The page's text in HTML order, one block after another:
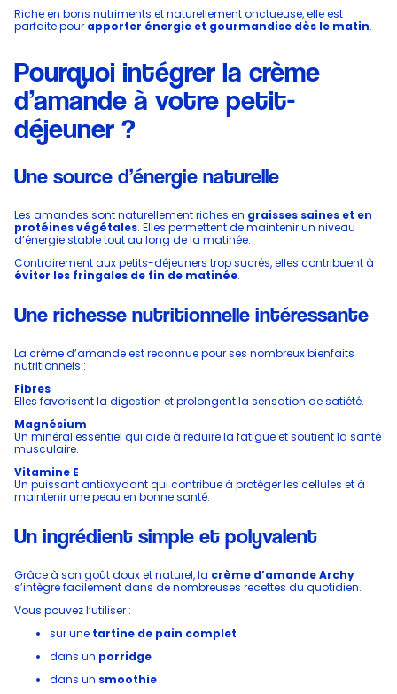
Riche en bons nutriments et naturellement onctueuse, elle est
parfaite pour apporter énergie et gourmandise dès le matin.
Pourquoi intégrer la crème
d’amande à votre petit-
déjeuner ?
Une source d’énergie naturelle
Les amandes sont naturellement riches en graisses saines et en
protéines végétales. Elles permettent de maintenir un niveau
d’énergie stable tout au long de la matinée.
Contrairement aux petits-déjeuners trop sucrés, elles contribuent à
éviter les fringales de fin de matinée.
Une richesse nutritionnelle intéressante
La crème d’amande est reconnue pour ses nombreux bienfaits
nutritionnels :
Fibres
Elles favorisent la digestion et prolongent la sensation de satiété.
Magnésium
Un minéral essentiel qui aide à réduire la fatigue et soutient la santé
musculaire.
Vitamine E
Un puissant antioxydant qui contribue à protéger les cellules et à
maintenir une peau en bonne santé.
Un ingrédient simple et polyvalent
Grâce à son goût doux et naturel, la crème d’amande Archy
s’intègre facilement dans de nombreuses recettes du quotidien.
Vous pouvez l’utiliser :
sur une tartine de pain complet
dans un porridge
dans un smoothie